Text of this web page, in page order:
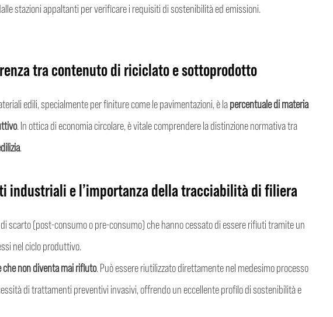
stazioni appaltanti per verificare i requisiti di sostenibilità ed emissioni.
tra contenuto di riciclato e sottoprodotto
edili, specialmente per finiture come le pavimentazioni, è lapercentuale di materia
. In ottica di economia circolare, è vitale comprendere la distinzione normativa tra
.
industriali e l’importanza della tracciabilità di filiera
scarto (post-consumo o pre-consumo) che hanno cessato di essere rifiuti tramite un
nel ciclo produttivo.
non diventa mai rifiuto. Può essere riutilizzato direttamente nel medesimo processo
di trattamenti preventivi invasivi, offrendo un eccellente profilo di sostenibilità e